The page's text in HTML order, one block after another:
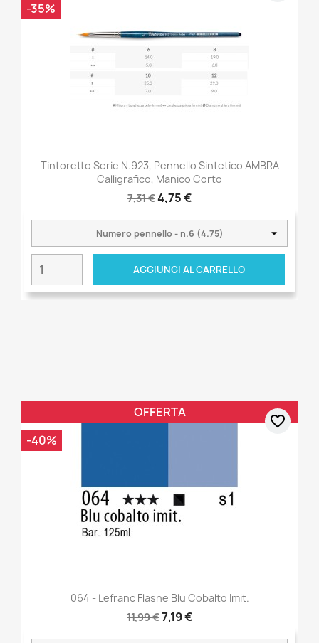
Tintoretto Serie N.923, Pennello Sintetico AMBRA
Calligrafico, Manico Corto
7,31 €4,75 €
AGGIUNGI AL CARRELLO
-35%
064 - Lefranc Flashe Blu Cobalto Imit.
11,99 €7,19 €
OFFERTA
-40%
favorite_border